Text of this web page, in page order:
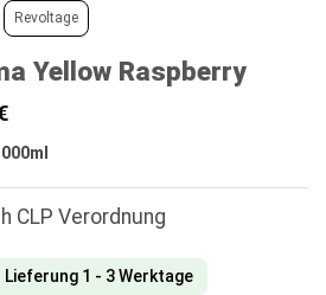
Revoltage
Yellow Raspberry
Aktueller
Preis
16,90 €.
ml
CLP Verordnung
Lieferung 1 - 3 Werktage